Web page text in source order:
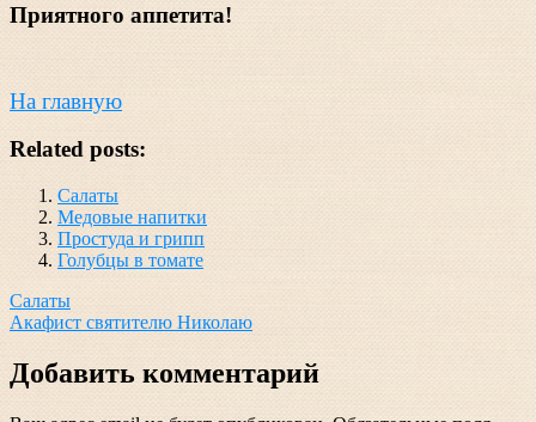
Приятного аппетита!
На главную
Related posts:
Салаты
Медовые напитки
Простуда и грипп
Голубцы в томате
Навигация
по
записям
Салаты
Акафист святителю Николаю
Добавить комментарий